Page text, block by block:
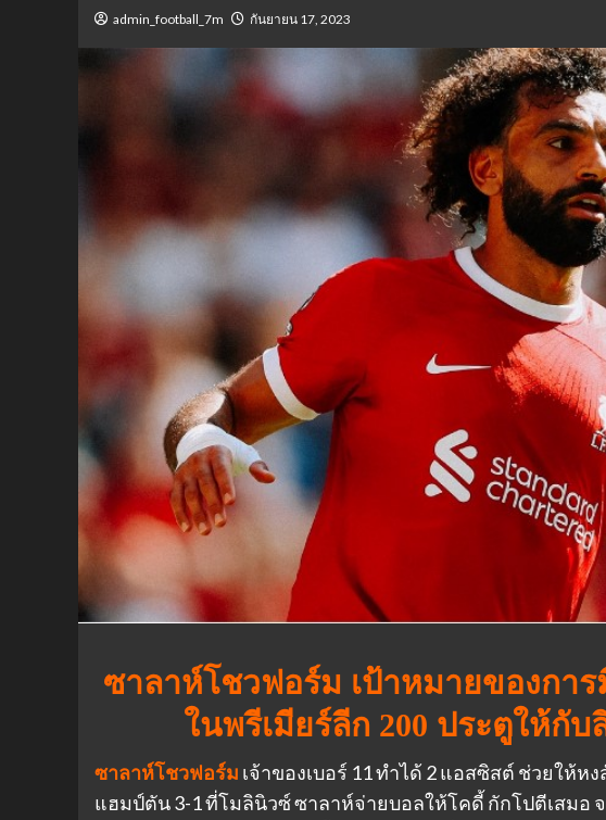
admin_football_7m กันยายน 17, 2023
ซาลาห์โชวฟอร์ม เป้าหมายของกา
ในพรีเมียร์ลีก 200 ประตูให้กับ
ซาลาห์โชวฟอร์ม เจ้าของเบอร์ 11 ทำได้ 2 แอสซิสต์ ช่วยให้
แฮมป์ตัน 3-1 ที่โมลินิวซ์ ซาลาห์จ่ายบอลให้โคดี้ กักโปตีเสมอ